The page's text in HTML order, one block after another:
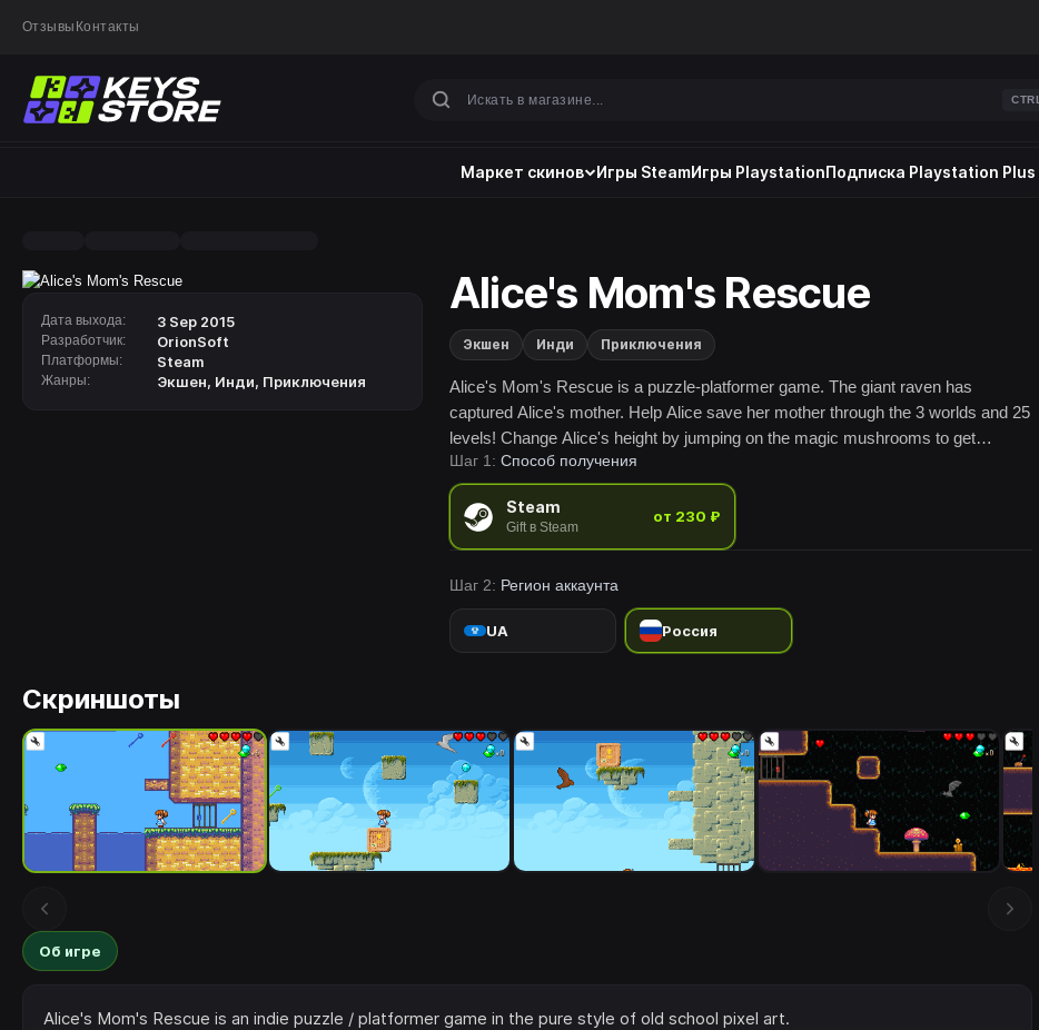
Отзывы Контакты
CTRL
Маркет скинов Игры SteamИгры PlaystationПодписка Playstation Plus
Дата выхода: 3 Sep 2015
Разработчик: OrionSoft
Платформы: Steam
Жанры: Экшен, Инди, Приключения
Alice's Mom's Rescue
Экшен Инди Приключения
Alice's Mom's Rescue is a puzzle-platformer game. The giant raven has
captured Alice's mother. Help Alice save her mother through the 3 worlds and 25
levels! Change Alice's height by jumping on the magic mushrooms to get
through the tiny spaces.
Шаг 1: Способ получения
Steam
Gift в Steam
от 230 ₽
Шаг 2: Регион аккаунта
UA Россия
Скриншоты
Об игре
Alice's Mom's Rescue is an indie puzzle / platformer game in the pure style of old school pixel art.